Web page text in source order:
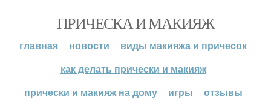
ПРИЧЕСКА И МАКИЯЖ
главная новости
виды макияжа и причесок
как делать прически и макияж
прически и макияж на дому
игры отзывы